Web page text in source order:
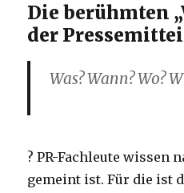
Die berühmten
der
Was? Wann? Wo?
? PR-Fachleute wissen
gemeint ist. Für die ist